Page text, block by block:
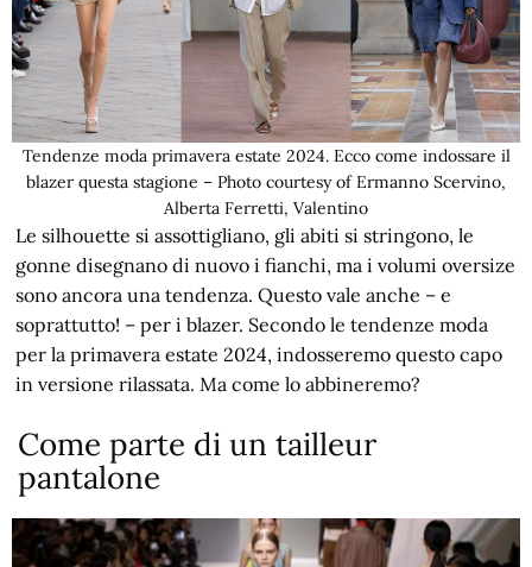
Tendenze moda primavera estate 2024. Ecco come indossare il
blazer questa stagione – Photo courtesy of Ermanno Scervino,
Alberta Ferretti, Valentino
Le silhouette si assottigliano, gli abiti si stringono, le
gonne disegnano di nuovo i fianchi, ma i volumi oversize
sono ancora una tendenza. Questo vale anche – e
soprattutto! – per i blazer. Secondo le tendenze moda
per la primavera estate 2024, indosseremo questo capo
in versione rilassata. Ma come lo abbineremo?
Come parte di un tailleur
pantalone